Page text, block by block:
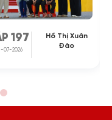
197
07-2026
Hồ Thị Xuân
Đào